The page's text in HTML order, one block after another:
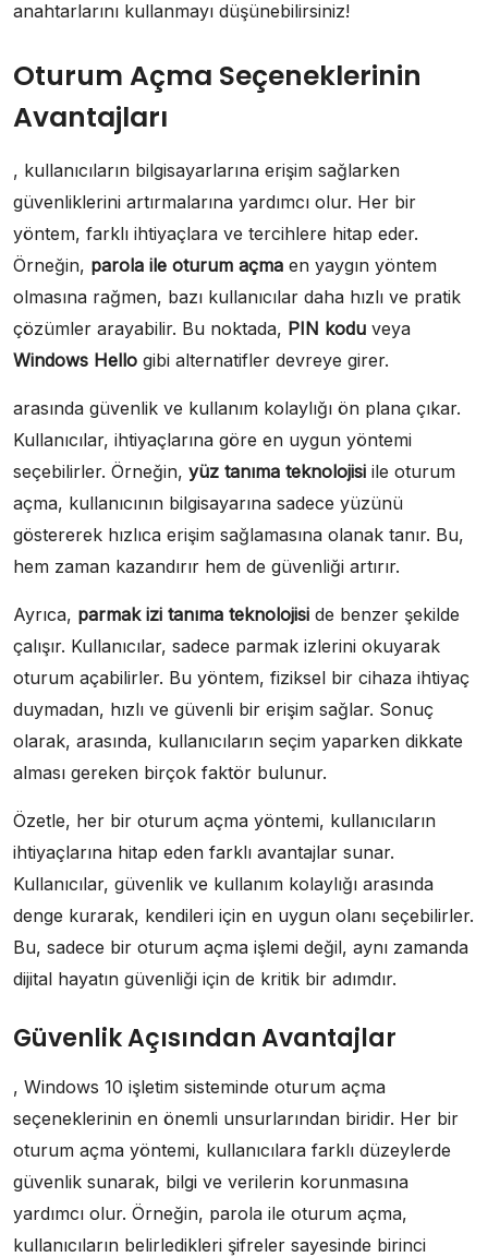
anahtarlarını kullanmayı düşünebilirsiniz!
Oturum Açma Seçeneklerinin
Avantajları
, kullanıcıların bilgisayarlarına erişim sağlarken
güvenliklerini artırmalarına yardımcı olur. Her bir
yöntem, farklı ihtiyaçlara ve tercihlere hitap eder.
Örneğin, parola ile oturum açma en yaygın yöntem
olmasına rağmen, bazı kullanıcılar daha hızlı ve pratik
çözümler arayabilir. Bu noktada, PIN kodu veya
Windows Hello gibi alternatifler devreye girer.
arasında güvenlik ve kullanım kolaylığı ön plana çıkar.
Kullanıcılar, ihtiyaçlarına göre en uygun yöntemi
seçebilirler. Örneğin, yüz tanıma teknolojisi ile oturum
açma, kullanıcının bilgisayarına sadece yüzünü
göstererek hızlıca erişim sağlamasına olanak tanır. Bu,
hem zaman kazandırır hem de güvenliği artırır.
Ayrıca, parmak izi tanıma teknolojisi de benzer şekilde
çalışır. Kullanıcılar, sadece parmak izlerini okuyarak
oturum açabilirler. Bu yöntem, fiziksel bir cihaza ihtiyaç
duymadan, hızlı ve güvenli bir erişim sağlar. Sonuç
olarak, arasında, kullanıcıların seçim yaparken dikkate
alması gereken birçok faktör bulunur.
Özetle, her bir oturum açma yöntemi, kullanıcıların
ihtiyaçlarına hitap eden farklı avantajlar sunar.
Kullanıcılar, güvenlik ve kullanım kolaylığı arasında
denge kurarak, kendileri için en uygun olanı seçebilirler.
Bu, sadece bir oturum açma işlemi değil, aynı zamanda
dijital hayatın güvenliği için de kritik bir adımdır.
Güvenlik Açısından Avantajlar
, Windows 10 işletim sisteminde oturum açma
seçeneklerinin en önemli unsurlarından biridir. Her bir
oturum açma yöntemi, kullanıcılara farklı düzeylerde
güvenlik sunarak, bilgi ve verilerin korunmasına
yardımcı olur. Örneğin, parola ile oturum açma,
kullanıcıların belirledikleri şifreler sayesinde birinci